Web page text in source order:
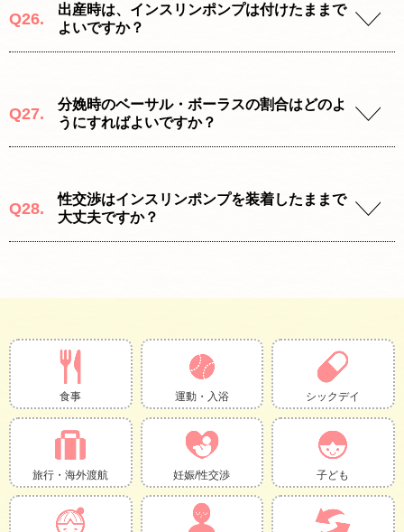
Q26.
出産時は、インスリンポンプは付けたままで
よいですか？
Q27.
分娩時のベーサル・ボーラスの割合はどのよ
うにすればよいですか？
Q28.
性交渉はインスリンポンプを装着したままで
大丈夫ですか？
食事 運動・入浴 シックデイ
旅行・海外渡航 妊娠/性交渉 子ども